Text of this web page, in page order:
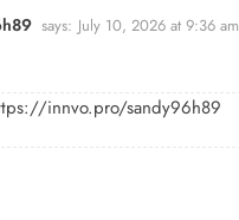
says: July 10, 2026 at 9:36 am
innvo.pro/sandy96h89